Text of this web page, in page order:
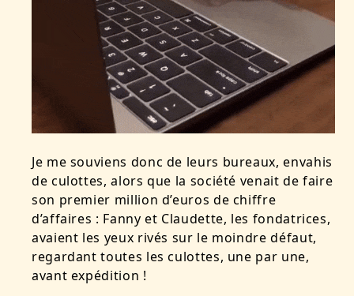
Je me souviens donc de leurs bureaux, envahis
de culottes, alors que la société venait de faire
son premier million d’euros de chiffre
d’affaires : Fanny et Claudette, les fondatrices,
avaient les yeux rivés sur le moindre défaut,
regardant toutes les culottes, une par une,
avant expédition !